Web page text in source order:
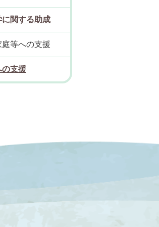
に関する助成
等への支援
の支援